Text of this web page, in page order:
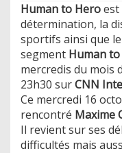
Human to Heroest
détermination, la
sportifs ainsi que
segment Human
mercredis du mois
23h30 surCNN
Ce mercredi 16
rencontré Maxime
Il revient sur ses
difficultés mais